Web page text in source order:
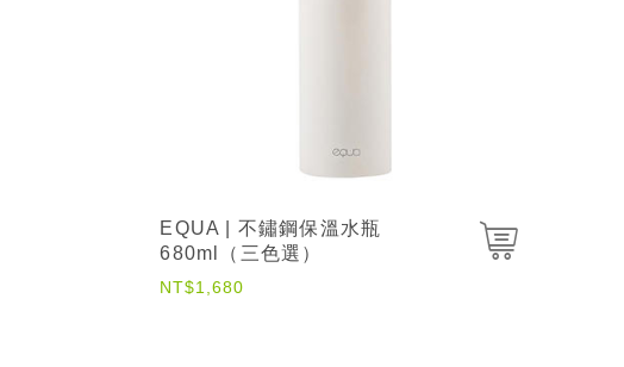
EQUA | 不鏽鋼保溫水瓶
680ml（三色選）
NT$1,680
小計
NT$1,680